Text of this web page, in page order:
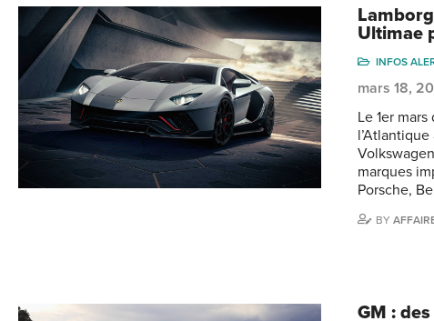
Ultimae
INFOS
mars 18,
Le 1er
marques
Porsche,
BY
GM :